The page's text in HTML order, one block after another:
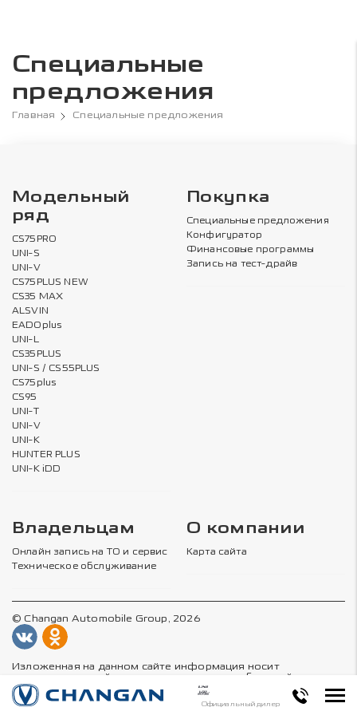
Официальный дилер
Специальные
предложения
Главная Специальные предложения
Модельный
ряд
CS75PRO
UNI-S
UNI-V
CS75PLUS NEW
CS35 MAX
ALSVIN
EADOplus
UNI-L
CS35PLUS
UNI-S / CS55PLUS
CS75plus
CS95
UNI-T
UNI-V
UNI-K
HUNTER PLUS
UNI-K iDD
Покупка
Специальные предложения
Конфигуратор
Финансовые программы
Запись на тест-драйв
Владельцам
Онлайн запись на ТО и сервис
Техническое обслуживание
О компании
Карта сайта
© Changan Automobile Group, 2026
Изложенная на данном сайте информация носит
ознакомительный характер не является публичной
офертой, определяемой положениями статей 435 и 437
Гражданского Кодекса Российской Федерации.
Подробности актуальных предложений доступны в салонах